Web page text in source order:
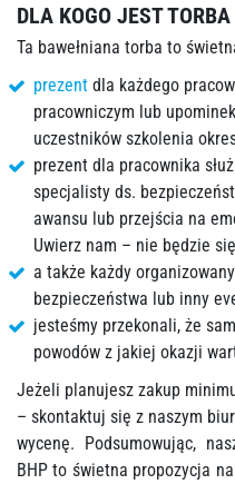
DLA KOGO JEST
Ta bawełniana torba to
prezent dla każdego
pracowniczym lub
uczestników szkolenia
prezent dla pracownika
specjalisty ds.
awansu lub przejścia na
Uwierz nam – nie będzie
a także każdy
bezpieczeństwa lub inny
jesteśmy przekonali, że
powodów z jakiej okazji
Jeżeli planujesz zakup
– skontaktuj się z naszym
wycenę. Podsumowując,
BHP to świetna propozycja